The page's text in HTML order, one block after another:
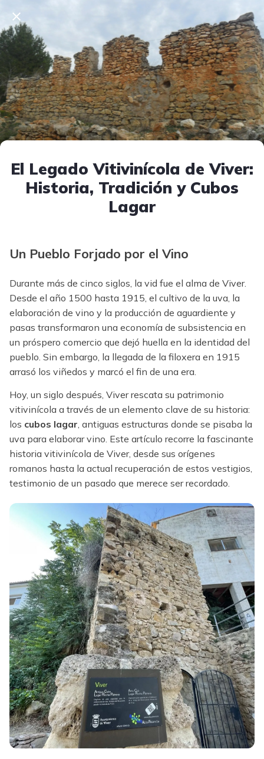
El Legado Vitivinícola de Viver:
Historia, Tradición y Cubos
Lagar
Un Pueblo Forjado por el Vino
Durante más de cinco siglos, la vid fue el alma de Viver.
Desde el año 1500 hasta 1915, el cultivo de la uva, la
elaboración de vino y la producción de aguardiente y
pasas transformaron una economía de subsistencia en
un próspero comercio que dejó huella en la identidad del
pueblo. Sin embargo, la llegada de la filoxera en 1915
arrasó los viñedos y marcó el fin de una era.
Hoy, un siglo después, Viver rescata su patrimonio
vitivinícola a través de un elemento clave de su historia:
los cubos lagar , antiguas estructuras donde se pisaba la
uva para elaborar vino. Este artículo recorre la fascinante
historia vitivinícola de Viver, desde sus orígenes
romanos hasta la actual recuperación de estos vestigios,
testimonio de un pasado que merece ser recordado.